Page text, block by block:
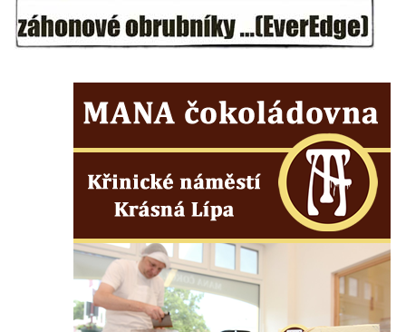
Kaple mezi Dolním Třebonínem a Horním
Třebonínem
Márnice na hřbitově v Rybniště
Kaple u kostela svatého Jiljí v Lužci nad
Vltavou
Kostel svatého Jiljí v Lužci nad Vltavou
Kaple Božího těla na hřbitově v Hostíně u
Kostel Nanebevzetí Panny Marie v Hostíně
u Vojkovic
Kaple svatého Bartoloměje v Bukolu